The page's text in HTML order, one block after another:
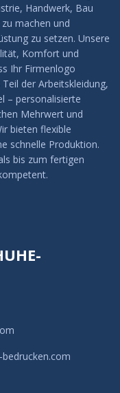
Handwerk, Bau
machen und
zu setzen. Unsere
Komfort und
Ihr Firmenlogo
der Arbeitskleidung,
– personalisierte
Mehrwert und
bieten flexible
schnelle Produktion.
bis zum fertigen